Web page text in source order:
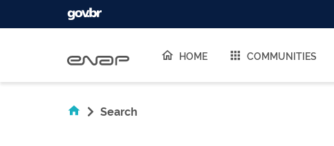
HOME COMMUNITIES
Search